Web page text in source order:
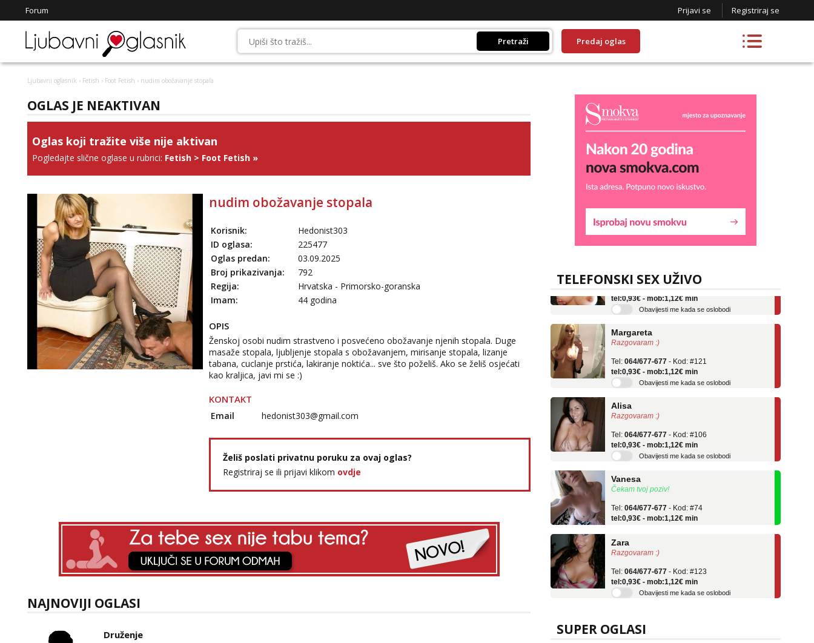
Forum Prijavi se Registriraj se
Pretraži Predaj oglas
Ljubavni oglasnik › Fetish › Foot Fetish › nudim obožavanje stopala
OGLAS JE NEAKTIVAN
Oglas koji tražite više nije aktivan
Pogledajte slične oglase u rubrici: Fetish > Foot Fetish »
nudim obožavanje stopala
Korisnik:
Hedonist303
ID oglasa:
225477
Oglas predan:
03.09.2025
Broj prikazivanja:
792
Regija:
Hrvatska - Primorsko-goranska
Imam:
44 godina
OPIS
Ženskoj osobi nudim strastveno i posvećeno obožavanje njenih stopala. Duge
masaže stopala, ljubljenje stopala s obožavanjem, mirisanje stopala, lizanje
tabana, cuclanje prstića, lakiranje noktića... sve što poželiš. Ako se želiš osjećati
kao kraljica, javi mi se :)
KONTAKT
Email hedonist303@gmail.com
Želiš poslati privatnu poruku za ovaj oglas?
Registriraj se ili prijavi klikom ovdje
NAJNOVIJI OGLASI
Druženje
TELEFONSKI SEX UŽIVO
Liliana
Tel:064/677-677 - Kod: #69
tel:0,93€ - mob:1,12€ min
Obavijesti me kada se oslobodi
Razgovaram :)
tel:0,93€ - mob:1,12€ min
Obavijesti me kada se oslobodi
Razgovaram :)
tel:0,93€ - mob:1,12€ min
Obavijesti me kada se oslobodi
Čekam tvoj poziv!
tel:0,93€ - mob:1,12€ min
Razgovaram :)
tel:0,93€ - mob:1,12€ min
Obavijesti me kada se oslobodi
Tel:064/677-677
SUPER OGLASI